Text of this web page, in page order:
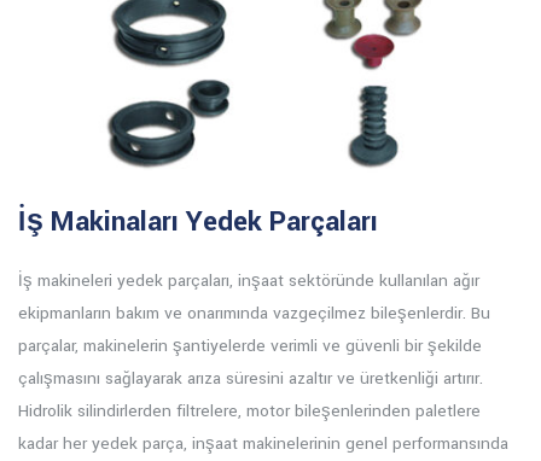
İş Makinaları Yedek Parçaları
İş makineleri yedek parçaları, inşaat sektöründe kullanılan ağır
ekipmanların bakım ve onarımında vazgeçilmez bileşenlerdir. Bu
parçalar, makinelerin şantiyelerde verimli ve güvenli bir şekilde
çalışmasını sağlayarak arıza süresini azaltır ve üretkenliği artırır.
Hidrolik silindirlerden filtrelere, motor bileşenlerinden paletlere
kadar her yedek parça, inşaat makinelerinin genel performansında